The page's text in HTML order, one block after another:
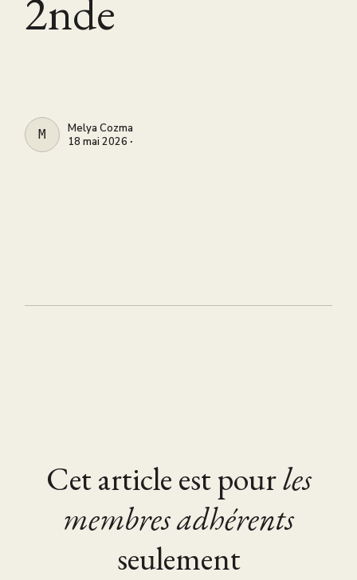
2nde
MELYA COZMA
Melya Cozma
18 mai 2026 ∙
Cet article est pourles
membres adhérents
seulement